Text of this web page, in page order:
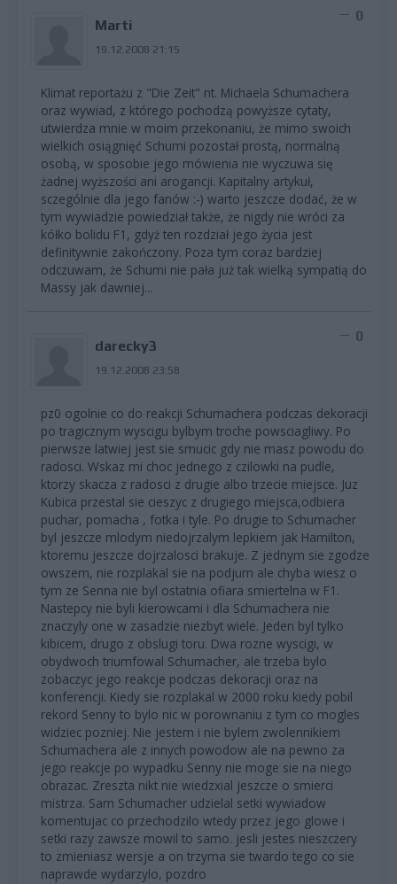
Marti
19.12.2008 21:15
0
Klimat reportażu z "Die Zeit" nt. Michaela Schumachera
oraz wywiad, z którego pochodzą powyższe cytaty,
utwierdza mnie w moim przekonaniu, że mimo swoich
wielkich osiągnięć Schumi pozostał prostą, normalną
osobą, w sposobie jego mówienia nie wyczuwa się
żadnej wyższości ani arogancji. Kapitalny artykuł,
sczególnie dla jego fanów :-) warto jeszcze dodać, że w
tym wywiadzie powiedział także, że nigdy nie wróci za
kółko bolidu F1, gdyż ten rozdział jego życia jest
definitywnie zakończony. Poza tym coraz bardziej
odczuwam, że Schumi nie pała już tak wielką sympatią do
Massy jak dawniej...
darecky3
19.12.2008 23:58
0
pz0 ogolnie co do reakcji Schumachera podczas dekoracji
po tragicznym wyscigu bylbym troche powsciagliwy. Po
pierwsze latwiej jest sie smucic gdy nie masz powodu do
radosci. Wskaz mi choc jednego z czilowki na pudle,
ktorzy skacza z radosci z drugie albo trzecie miejsce. Juz
Kubica przestal sie cieszyc z drugiego miejsca,odbiera
puchar, pomacha , fotka i tyle. Po drugie to Schumacher
byl jeszcze mlodym niedojrzalym lepkiem jak Hamilton,
ktoremu jeszcze dojrzalosci brakuje. Z jednym sie zgodze
owszem, nie rozplakal sie na podjum ale chyba wiesz o
tym ze Senna nie byl ostatnia ofiara smiertelna w F1.
Nastepcy nie byli kierowcami i dla Schumachera nie
znaczyly one w zasadzie niezbyt wiele. Jeden byl tylko
kibicem, drugo z obslugi toru. Dwa rozne wyscigi, w
obydwoch triumfowal Schumacher, ale trzeba bylo
zobaczyc jego reakcje podczas dekoracji oraz na
konferencji. Kiedy sie rozplakal w 2000 roku kiedy pobil
rekord Senny to bylo nic w porownaniu z tym co mogles
widziec pozniej. Nie jestem i nie bylem zwolennikiem
Schumachera ale z innych powodow ale na pewno za
jego reakcje po wypadku Senny nie moge sie na niego
obrazac. Zreszta nikt nie wiedzxial jeszcze o smierci
mistrza. Sam Schumacher udzielal setki wywiadow
komentujac co przechodzilo wtedy przez jego glowe i
setki razy zawsze mowil to samo. jesli jestes nieszczery
to zmieniasz wersje a on trzyma sie twardo tego co sie
naprawde wydarzylo, pozdro